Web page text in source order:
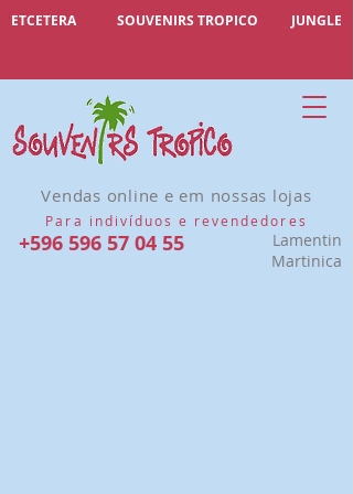
Vendas online e em nossas lojas
Para indivíduos e revendedores
+596 596 57 04 55
Lamentin
Martinica
ETCETERA SOUVENIRS TROPICO JUNGLE